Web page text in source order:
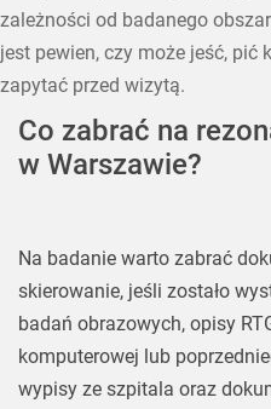
zależności od badanego
jest pewien, czy może jeść, pić
zapytać przed wizytą.
Co zabrać na
w Warszawie?
Na badanie warto zabrać
skierowanie, jeśli zostało
badań obrazowych, opisy
komputerowej lub
wypisy ze szpitala oraz